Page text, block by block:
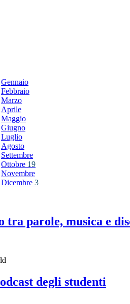
Gennaio
Febbraio
Marzo
Aprile
Maggio
Giugno
Luglio
Agosto
Settembre
Ottobre 19
Novembre
Dicembre 3
parole, musica e
degli studenti